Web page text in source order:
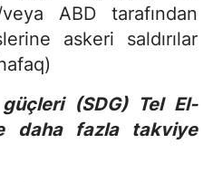
ABD tarafından
askeri saldırılar
(SDG) Tel El-
daha fazla takviye